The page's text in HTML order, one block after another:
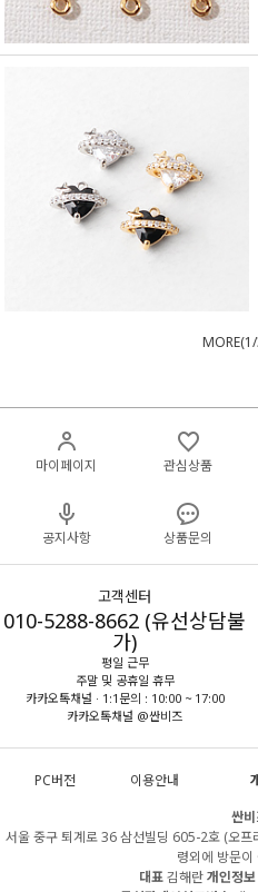
MORE(1/
마이페이지 관심상품
공지사항 상품문의
고객센터
010-5288-8662 (유선상담불
가)
평일 근무
주말 및 공휴일 휴무
카카오톡채널 · 1:1문의 : 10:00 ~ 17:00
카카오톡채널 @싼비즈
PC버전 이용안내
싼
서울 중구 퇴계로 36 삼선빌딩 605-2호 (오프
령외에 방문
대표김해란개인정